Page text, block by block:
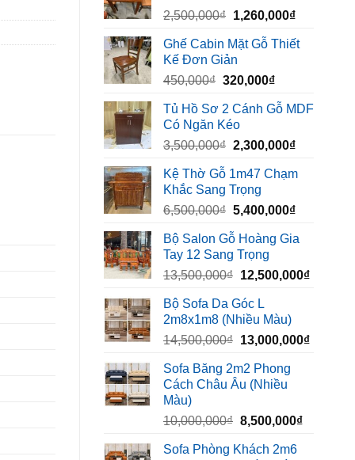
2,500,000₫ Giá
là:
2,500,000₫.
1,260,000₫Giá
tại
Ghế Cabin Mặt Gỗ Thiết
Kế Đơn Giản
450,000₫ Giá
là:
450,000₫.
320,000₫Giá
tại
320,000₫.
Tủ Hồ Sơ 2 Cánh Gỗ MDF
Có Ngăn Kéo
3,500,000₫ Giá
là:
3,500,000₫.
2,300,000₫Giá
tại
Kệ Thờ Gỗ 1m47 Chạm
Khắc Sang Trọng
6,500,000₫ Giá
là:
6,500,000₫.
5,400,000₫Giá
tại
Bộ Salon Gỗ Hoàng Gia
Tay 12 Sang Trọng
13,500,000₫ Giá
là:
13,500,000₫.
12,500,000₫Giá
Bộ Sofa Da Góc L
2m8x1m8 (Nhiều Màu)
14,500,000₫ Giá
là:
14,500,000₫.
13,000,000₫Giá
Sofa Băng 2m2 Phong
Cách Châu Âu (Nhiều
Màu)
10,000,000₫ Giá
là:
8,500,000₫Giá
Sofa Phòng Khách 2m6